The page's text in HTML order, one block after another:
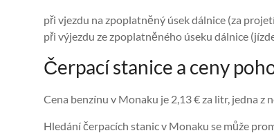
při vjezdu na zpoplatněný úsek dálnice (za
při výjezdu ze zpoplatněného úseku dálnice
Čerpací stanice a ceny
Cena benzínu v Monaku je 2,13 € za litr, jedna z
Hledání čerpacích stanic v Monaku se může